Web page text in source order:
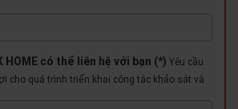
có thể liên hệ với bạn (*) Yêu cầu
cho quá trình triển khai công tác khảo sát và